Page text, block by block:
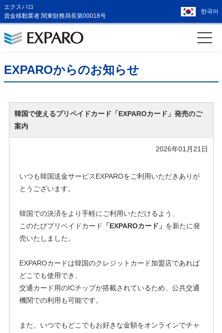
エクスパロ
資金移動業者 関東財務局長第00018号
한국어
EXPAROからのお知らせ
韓国で使えるプリペイドカード「EXPAROカード」発売のご
案内
2026年01月21日
いつも韓国送金サービスEXPAROをご利用いただきありが
とうございます。
韓国での決済をより手軽にご利用いただけるよう、
このたびプリペイドカード 「EXPAROカード」 を新たに発
売いたしました。
EXPAROカードは韓国のクレジットカード加盟店であれば
どこでも使用でき、
交通カード用のICチップが搭載されているため、公共交通
機関での利用も可能です。
また、いつでもどこでもお好きな金額をオンラインでチャ